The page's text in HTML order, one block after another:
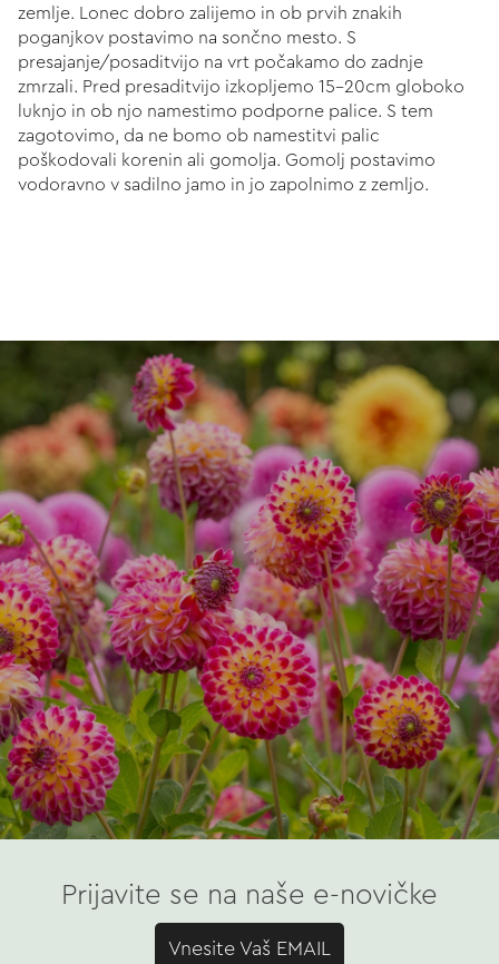
zemlje. Lonec dobro zalijemo in ob prvih znakih
poganjkov postavimo na sončno mesto. S
presajanje/posaditvijo na vrt počakamo do zadnje
zmrzali. Pred presaditvijo izkopljemo 15-20cm globoko
luknjo in ob njo namestimo podporne palice. S tem
zagotovimo, da ne bomo ob namestitvi palic
poškodovali korenin ali gomolja. Gomolj postavimo
vodoravno v sadilno jamo in jo zapolnimo z zemljo.
Prijavite se na naše e-novičke
Vnesite Vaš EMAIL